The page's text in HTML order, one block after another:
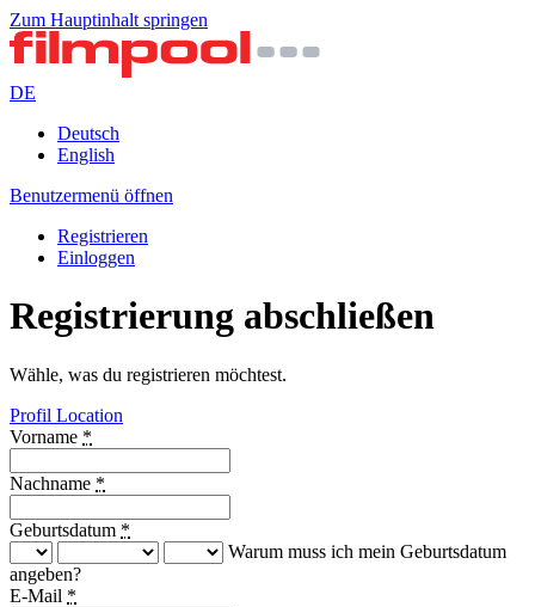
Zum Hauptinhalt springen
DE
Deutsch
English
Benutzermenü öffnen
Registrieren
Einloggen
Registrierung abschließen
Wähle, was du registrieren möchtest.
Profil Location
Vorname *
Nachname *
Geburtsdatum *
Warum muss ich mein Geburtsdatum
angeben?
E-Mail *